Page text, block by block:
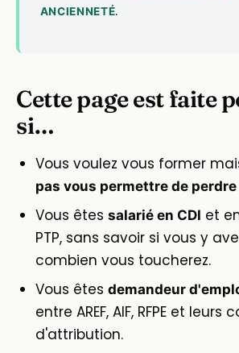
ANCIENNETÉ.
Cette page est faite
si…
Vous voulez vous former
pas vous permettre de
Vous êtes salarié en CDI et
PTP, sans savoir si vous y
combien vous toucherez.
Vous êtes demandeur
entre AREF, AIF, RFPE et leurs
d'attribution.